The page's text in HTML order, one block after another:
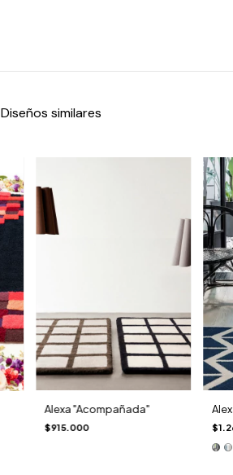
Diseños similares
Alexa "Acompañada"
$915.000